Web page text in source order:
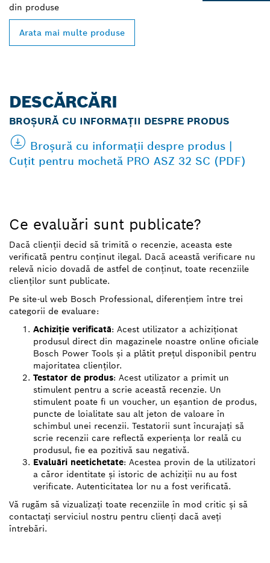
din produse
Arata mai multe produse
DESCĂRCĂRI
BROȘURĂ CU INFORMAȚII DESPRE PRODUS
Broșură cu informații despre produs |
Cuțit pentru mochetă PRO ASZ 32 SC (PDF)
Ce evaluări sunt publicate?
Dacă clienții decid să trimită o recenzie, aceasta este
verificată pentru conținut ilegal. Dacă această verificare nu
relevă nicio dovadă de astfel de conținut, toate recenziile
clienților sunt publicate.
Pe site-ul web Bosch Professional, diferențiem între trei
categorii de evaluare:
Achiziție verificată: Acest utilizator a achiziționat
produsul direct din magazinele noastre online oficiale
Bosch Power Tools și a plătit prețul disponibil pentru
majoritatea clienților.
Testator de produs: Acest utilizator a primit un
stimulent pentru a scrie această recenzie. Un
stimulent poate fi un voucher, un eșantion de produs,
puncte de loialitate sau alt jeton de valoare în
schimbul unei recenzii. Testatorii sunt încurajați să
scrie recenzii care reflectă experiența lor reală cu
produsul, fie ea pozitivă sau negativă.
Evaluări neetichetate: Acestea provin de la utilizatori
a căror identitate și istoric de achiziții nu au fost
verificate. Autenticitatea lor nu a fost verificată.
Vă rugăm să vizualizați toate recenziile în mod critic și să
contactați serviciul nostru pentru clienți dacă aveți
întrebări.